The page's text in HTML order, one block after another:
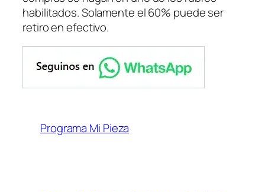
habilitados. Solamente el 60% puede ser
retiro en efectivo.
Programa Mi Pieza